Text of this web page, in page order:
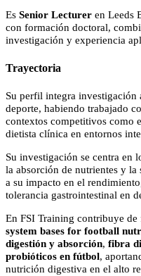
Es Senior Lecturer en Leeds
con formación doctoral,
investigación y experiencia
Trayectoria
Su perfil integra investigación
deporte, habiendo trabajado
contextos competitivos como
dietista clínica en entornos
Su investigación se centra en
la absorción de nutrientes y
a su impacto en el
tolerancia gastrointestinal en
En FSI Training contribuye
system bases for football
digestión y absorción, fibra
probióticos en fútbol,
nutrición digestiva en el alto